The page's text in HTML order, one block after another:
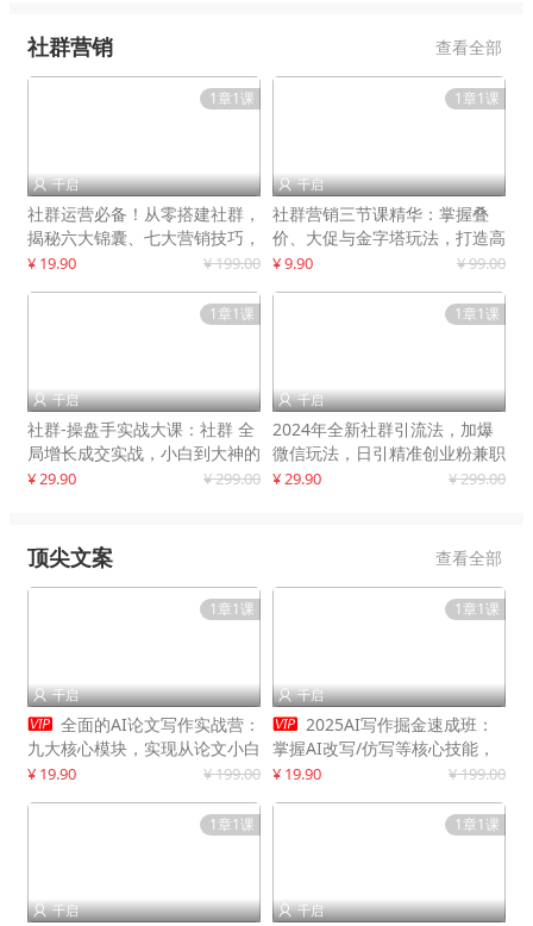
社群营销 查看全部
1章1课
 千启
社群运营必备！从零搭建社群，
揭秘六大锦囊、七大营销技巧，
打造火爆社群
¥ 19.90 ¥ 199.00
1章1课
 千启
社群营销三节课精华：掌握叠
价、大促与金字塔玩法，打造高
效营销体系
¥ 9.90 ¥ 99.00
1章1课
 千启
社群-操盘手实战大课：社群 全
局增长成交实战，小白到大神的
进阶之路
¥ 29.90 ¥ 299.00
1章1课
 千启
2024年全新社群引流法，加爆
微信玩法，日引精准创业粉兼职
粉200+
¥ 29.90 ¥ 299.00
顶尖文案 查看全部
1章1课
 千启
 全面的AI论文写作实战营：
九大核心模块，实现从论文小白
到高效产出的跨越
¥ 19.90 ¥ 199.00
1章1课
 千启
 2025AI写作掘金速成班：
掌握AI改写/仿写等核心技能，
实现单篇文案变现500+
¥ 19.90 ¥ 199.00
1章1课
 千启
1章1课
 千启